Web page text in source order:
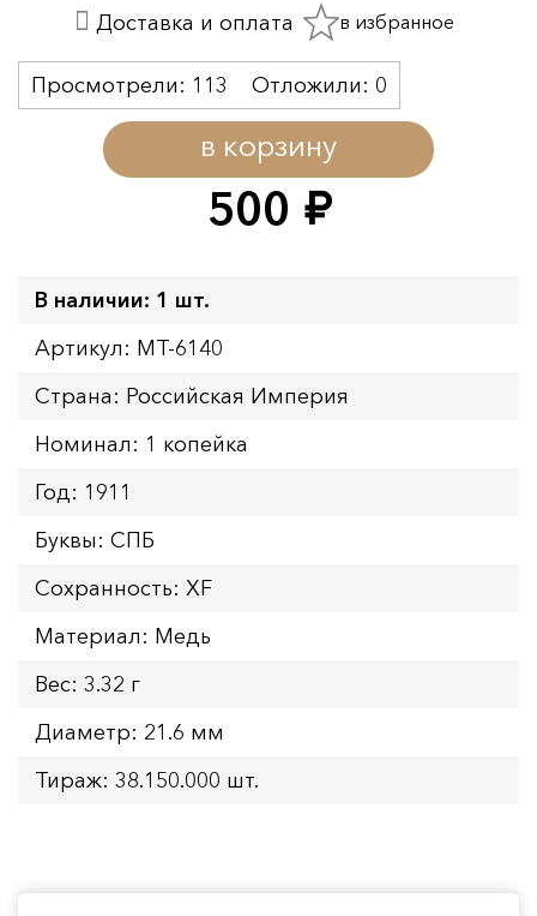
500 руб.
в корзину
Просмотрели: 113 Отложили: 0
Доставка и оплата в избранное
В наличии: 1 шт.
Артикул: MT-6140
Страна: Российская Империя
Номинал: 1 копейка
Год: 1911
Буквы: СПБ
Сохранность: XF
Материал: Медь
Вес: 3.32 г
Диаметр: 21.6 мм
Тираж: 38.150.000 шт.